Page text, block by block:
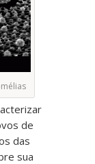
de
das
sua